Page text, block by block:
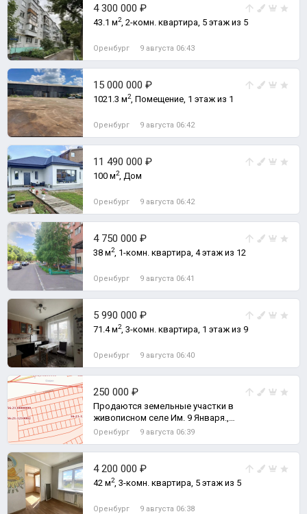
4 300 000 ₽
43.1 м2, 2-комн. квартира, 5 этаж из 5
Оренбург 9 августа 06:43
15 000 000 ₽
1021.3 м2, Помещение, 1 этаж из 1
Оренбург 9 августа 06:42
11 490 000 ₽
100 м2, Дом
Оренбург 9 августа 06:42
4 750 000 ₽
38 м2, 1-комн. квартира, 4 этаж из 12
Оренбург 9 августа 06:41
5 990 000 ₽
71.4 м2, 3-комн. квартира, 1 этаж из 9
Оренбург 9 августа 06:40
250 000 ₽
Продаются земельные участки в
живописном селе Им. 9 Января.,
Земельный участок
Оренбург 9 августа 06:39
4 200 000 ₽
42 м2, 3-комн. квартира, 5 этаж из 5
Оренбург 9 августа 06:38